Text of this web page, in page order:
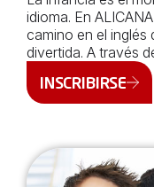
idioma. En
camino en el inglés
divertida. A través
constante,
experiencia positiva
cursos de niños se
Curso Edad Días
Miércoles / 16 a
Miércoles / 16 a
INSCRIBIRSE